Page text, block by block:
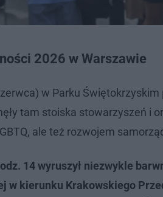
2026 w Warszawie
w Parku Świętokrzyskim
tam stoiska stowarzyszeń i
ale też rozwojem
14 wyruszył niezwykle
w kierunku Krakowskiego